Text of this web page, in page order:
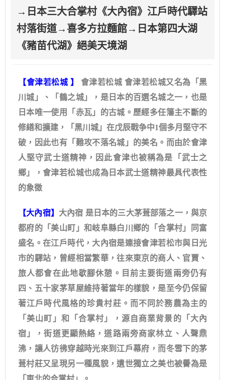
→日本三大合掌村《大內宿》江戶時代驛站
村落街道→喜多方拉麵館→日本第四大湖
《豬苗代湖》絕美天境湖
【會津若松城 】​
會津若松城 會津若松城又名為「黑
川城」、「鶴之城」，是日本的百選名城之一，也是
日本唯一使用「赤瓦」的古城。歷經多任籓主不斷的
修繕和擴建，「黑川城」在戊辰戰争中1個多月堅守不
破，因此也有「難攻不落名城」的美名。而由於會津
人堅守武士道精神，因此會津也被稱為是「武士之
鄉」，會津若松城也成為日本武士道精神最具代表性
的象徵
【大內宿】​ 大內宿 是日本的三大茅葺部落之一，與京
都府的「美山町」和岐阜縣白川鄉的「合掌村」同富
盛名。在江戶時代，大內宿是連接會津若松市與日光
市的驛站，曾經相當繁華，往來東京的商人、官賈、
旅人都會在此地歇腳休憩。目前主要街道兩旁仍有
四、五十家茅草屋維持著當年的樣貌，是至今仍保留
著江戶時代風格的珍貴村莊。而不同於務農為主的
「美山町」和「合掌村」，源自商業背景的「大內
宿」，街道更顯熱絡，道路兩旁商家林立、人聲鼎
沸，讓人彷彿穿越時光來到江戶幕府，而冬雪下的茅
葺村莊又呈現另一種風貌，遺世獨立之美也被譽為是